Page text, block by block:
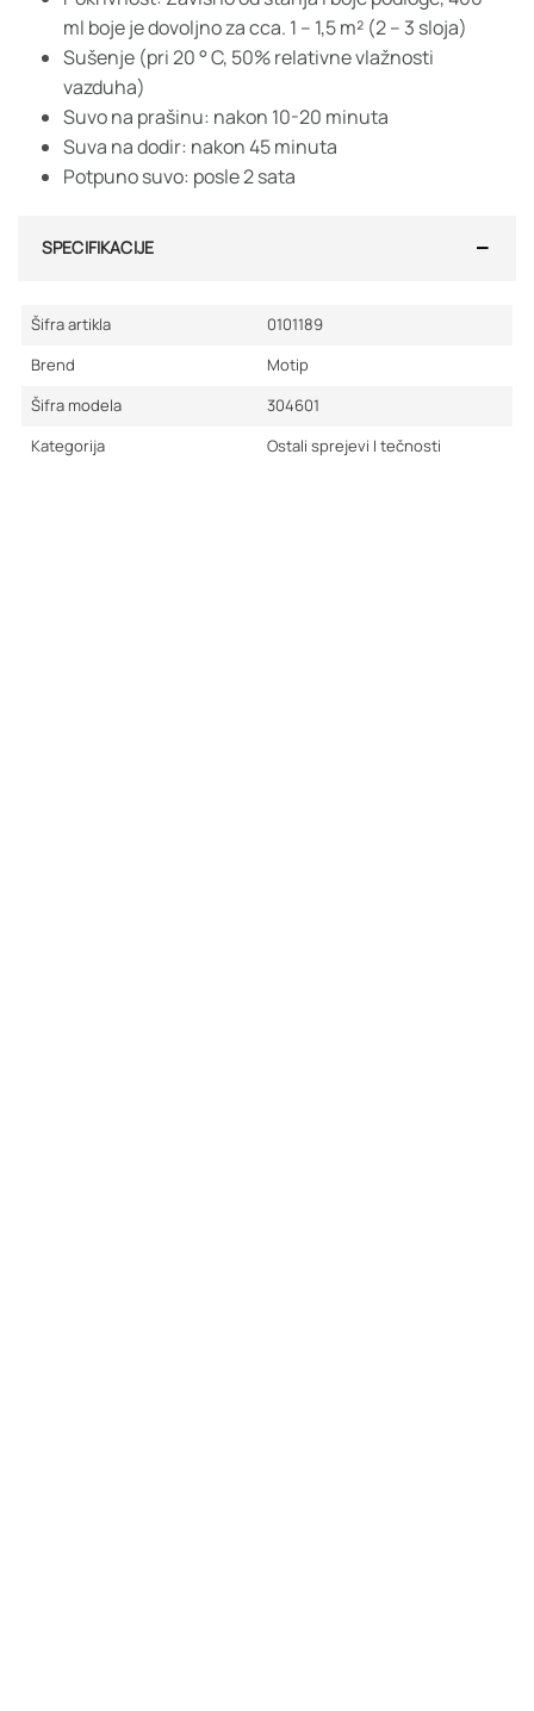
ml boje je dovoljno za cca. 1 – 1,5 m² (2 – 3 sloja)
Sušenje (pri 20 ° C, 50% relativne vlažnosti
vazduha)
Suvo na prašinu: nakon 10-20 minuta
Suva na dodir: nakon 45 minuta
Potpuno suvo: posle 2 sata
SPECIFIKACIJE
Šifra artikla
0101189
Brend
Motip
Šifra modela
304601
Kategorija
Ostali sprejevi I tečnosti